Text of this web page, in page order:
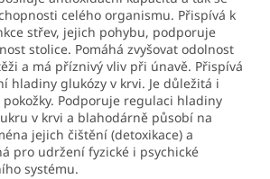
celého organismu. Přispívá k
střev, jejich pohybu, podporuje
stolice. Pomáhá zvyšovat odolnost
a má příznivý vliv při únavě. Přispívá
hladiny glukózy v krvi. Je důležitá i
Podporuje regulaci hladiny
v krvi a blahodárně působí na
jejich čištění (detoxikace) a
pro udržení fyzické i psychické
systému.